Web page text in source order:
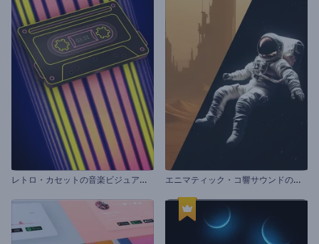
レ
トロ・カセットの音楽ビジュアライザー エ
ニマティック・コ響サウンドのビジュアライザー